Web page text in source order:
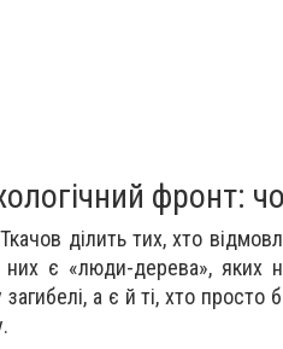
фронт:
ділить тих, хто
є «люди-дерева», яких
загибелі, а є й ті, хто